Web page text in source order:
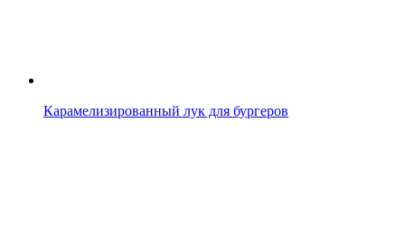
Карамелизированный лук для бургеров